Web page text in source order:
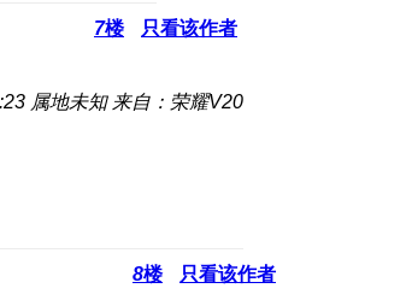
7楼 只看该作者
属地未知 来自：荣耀V20
8楼 只看该作者